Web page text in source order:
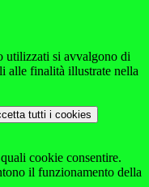
utilizzati si avvalgono di
alle finalità illustrate nella
tutti i cookies
cookie consentire.
il funzionamento della